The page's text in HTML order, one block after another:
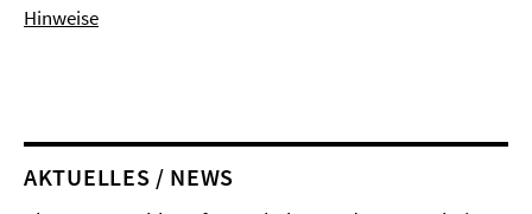
Hinweise
AKTUELLES / NEWS